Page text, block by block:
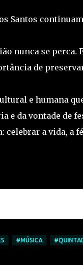
Santos
nunca se perca.
de
e humana
e da vontade de
a vida, a
#MÚSICA